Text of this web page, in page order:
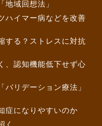
地域回想法」
ハイマー病などを改善
する？ストレスに対抗
、認知機能低下せず心
リデーション療法」
症になりやすいのか
く